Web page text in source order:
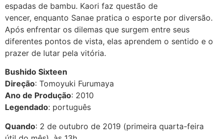
espadas de bambu. Kaori faz questão de
vencer, enquanto Sanae pratica o esporte por diversão.
Após enfrentar os dilemas que surgem entre seus
diferentes pontos de vista, elas aprendem o sentido e o
prazer de lutar pela vitória.
Bushido Sixteen
Direção: Tomoyuki Furumaya
Ano de Produção: 2010
Legendado: português
Quando: 2 de outubro de 2019 (primeira quarta-feira